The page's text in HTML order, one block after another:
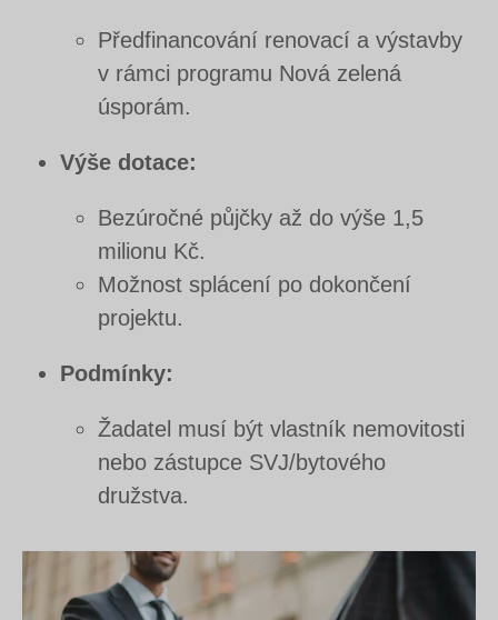
Předfinancování renovací a výstavby
v rámci programu Nová zelená
úsporám.
Výše dotace:
Bezúročné půjčky až do výše 1,5
milionu Kč.
Možnost splácení po dokončení
projektu.
Podmínky:
Žadatel musí být vlastník nemovitosti
nebo zástupce SVJ/bytového
družstva.